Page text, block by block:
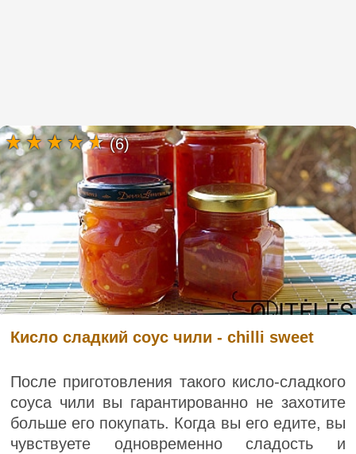
Кисло сладкий соус чили - chilli sweet
После приготовления такого кисло-сладкого
соуса чили вы гарантированно не захотите
больше его покупать. Когда вы его едите, вы
чувствуете одновременно сладость и
(6)